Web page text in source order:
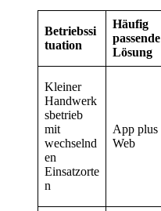
Betriebssi
tuation
Häufig
passende
Lösung
Kleiner
Handwerk
sbetrieb
mit
wechselnd
en
Einsatzorte
n
App plus
Web